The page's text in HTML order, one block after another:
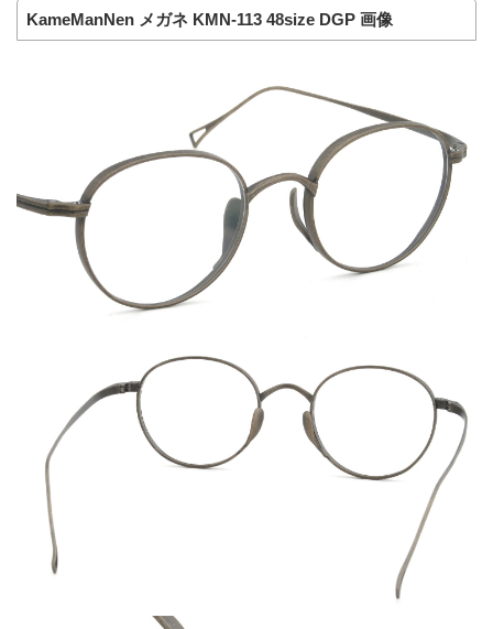
KameManNen メガネ KMN-113 48size DGP 画像